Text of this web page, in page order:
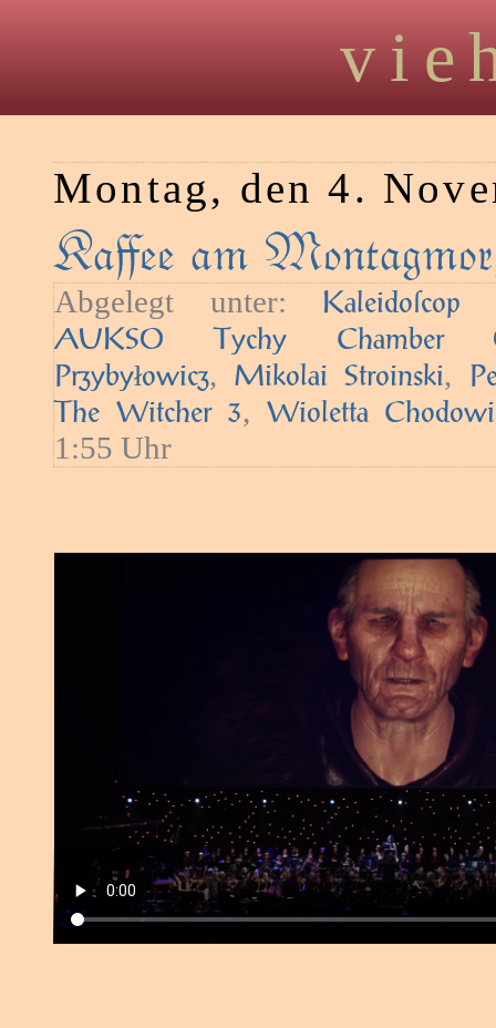
Montag, den 4.
Kaﬀee am
Abgelegt unter: Kaleidoſcop
AUKSO Tychy Chamber
Przybyłowicz, Mikolai Stroinski,
The Witcher 3, Wioletta
1:55 Uhr